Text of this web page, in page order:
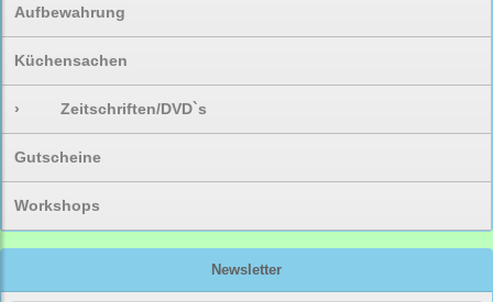
Aufbewahrung
Küchensachen
› Zeitschriften/DVD`s
Gutscheine
Workshops
Newsletter